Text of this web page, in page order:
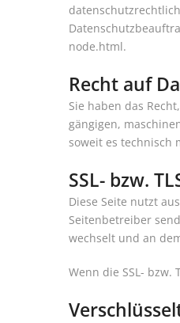
node.html.
Recht auf
Sie haben das
gängigen,
soweit es technisch
SSL- bzw.
Diese Seite nutzt
Seitenbetreiber
wechselt und an
Wenn die SSL-